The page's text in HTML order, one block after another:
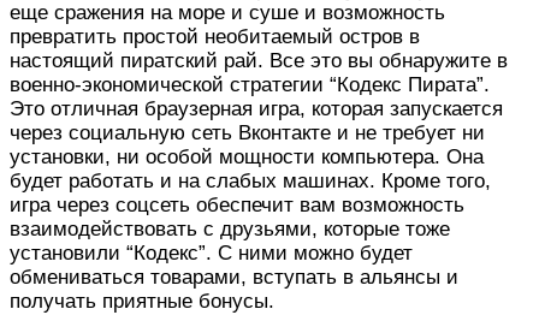
еще сражения на море и суше и возможность
превратить простой необитаемый остров в
настоящий пиратский рай. Все это вы обнаружите в
военно-экономической стратегии “Кодекс Пирата”.
Это отличная браузерная игра, которая запускается
через социальную сеть Вконтакте и не требует ни
установки, ни особой мощности компьютера. Она
будет работать и на слабых машинах. Кроме того,
игра через соцсеть обеспечит вам возможность
взаимодействовать с друзьями, которые тоже
установили “Кодекс”. С ними можно будет
обмениваться товарами, вступать в альянсы и
получать приятные бонусы.